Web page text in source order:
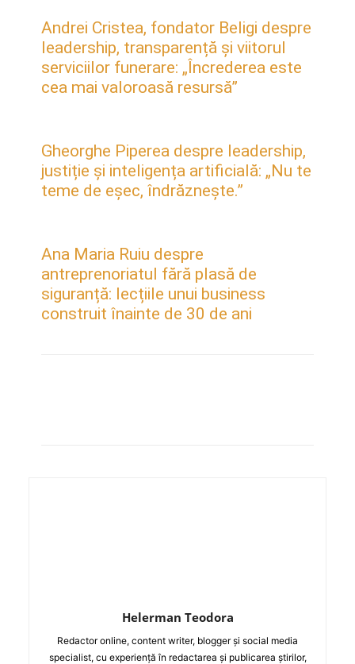
Andrei Cristea, fondator Beligi despre
leadership, transparență și viitorul
serviciilor funerare: „Încrederea este
cea mai valoroasă resursă”
Gheorghe Piperea despre leadership,
justiție și inteligența artificială: „Nu te
teme de eșec, îndrăznește.”
Ana Maria Ruiu despre
antreprenoriatul fără plasă de
siguranță: lecțiile unui business
construit înainte de 30 de ani
Helerman Teodora
Redactor online, content writer, blogger și social media
specialist, cu experiență în redactarea și publicarea știrilor,